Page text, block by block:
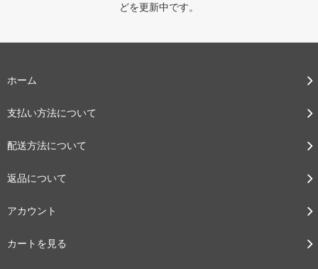
どを更新中です。
ホーム
支払い方法について
配送方法について
返品について
アカウント
カートを見る